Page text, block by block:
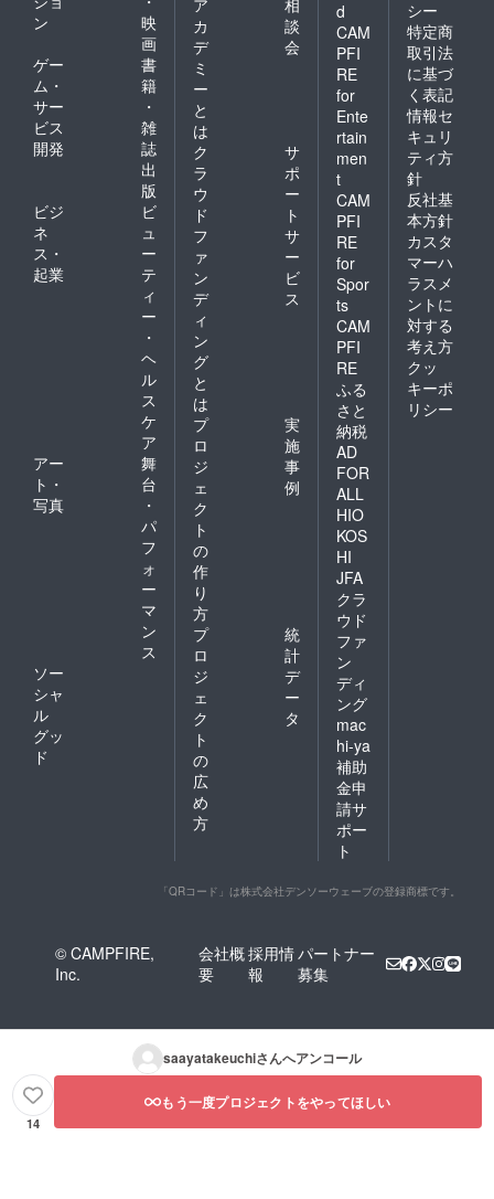
ン
映
画
ゲー
ム・
サー
ビス
開発
書
籍
・
雑
誌
出
版
ビジ
ネ
ス・
起業
ビ
ュ
ー
テ
ィ
ー
・
ヘ
ル
ス
ケ
ア
アー
ト・
写真
舞
台
・
パ
フ
ォ
ー
マ
ン
ス
ソー
シャ
ル
グッ
ド
カ
デ
ミ
ー
と
は
談
会
ク
ラ
ウ
ド
フ
ァ
ン
デ
ィ
ン
グ
と
は
サ
ポ
ー
ト
サ
ー
ビ
ス
プ
ロ
ジ
ェ
ク
ト
の
作
り
方
実
施
事
例
プ
ロ
ジ
ェ
ク
ト
の
広
め
方
統
計
デ
ー
タ
d
CAM
PFI
RE
for
Ente
rtain
men
t
CAM
PFI
RE
for
Spor
ts
CAM
PFI
RE
ふる
さと
納税
AD
FOR
ALL
HIO
KOS
HI
JFA
クラ
ウド
ファ
ン
ディ
ング
mac
hi-ya
補助
金申
請サ
ポー
ト
シー
特定商
取引法
に基づ
く表記
情報セ
キュリ
ティ方
針
反社基
本方針
カスタ
マーハ
ラスメ
ントに
対する
考え方
クッ
キーポ
リシー
「QRコード」は株式会社デンソーウェーブの登録商標です。
© CAMPFIRE,
Inc.
会社概
要
採用情
報
パートナー
募集
saayatakeuchiさんへアンコール
14
もう一度プロジェクトをやってほしい